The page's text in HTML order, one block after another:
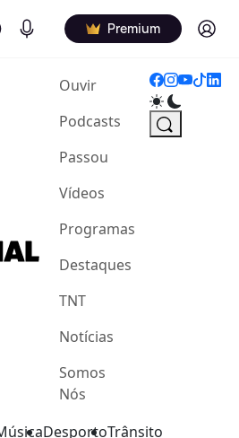
Podcasts Premium Log in
Ouvir(current)
Podcasts
Passou
Vídeos
Programas
Destaques
TNT
Notícias
Somos
Nós
DesportoTrânsito